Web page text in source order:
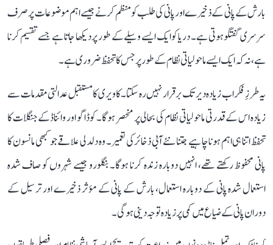
بارش کے پانی کے ذخیرے اور پانی کی طلب کو منظم کرنے جیسے اہم موضوعات پر صرف
سرسری گفتگو ہوتی ہے۔ دریا کو ایک ایسے وسیلے کے طور پر دیکھا جاتا ہے جسے تقسیم کرنا
ہے، نہ کہ ایک ایسے ماحولیاتی نظام کے طور پر جس کا تحفظ ضروری ہے۔
یہ طرزِ فکر اب زیادہ دیر تک برقرار نہیں رہ سکتا۔ کاویری کا مستقبل عدالتی مقدمات سے
زیادہ اس کے قدرتی ماحولیاتی نظام کی بحالی پر منحصر ہوگا۔ کوڈاگو اور وائناڈ کے جنگلات کا
تحفظ اتنا ہی اہم ہونا چاہیے جتنا نئے آبی ذخائر کی تعمیر۔ وہ دلدلی علاقے جو کبھی مانسون کا
پانی محفوظ رکھتے تھے، انہیں دوبارہ زندہ کرنا ہوگا۔ بنگلورو جیسے شہروں کو صاف شدہ
استعمال شدہ پانی کے دوبارہ استعمال، بارش کے پانی کے مؤثر ذخیرے اور ترسیل کے
دوران پانی کے ضیاع میں کمی پر زیادہ توجہ دینی ہوگی۔